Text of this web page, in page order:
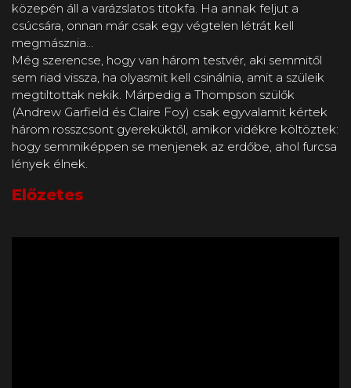
közepén áll a varázslatos titokfa. Ha annak feljut a
csúcsára, onnan már csak egy végtelen létrát kell
megmásznia…
Még szerencse, hogy van három testvér, aki semmitől
sem riad vissza, ha olyasmit kell csinálnia, amit a szüleik
megtiltottak nekik. Márpedig a Thompson szülők
(Andrew Garfield és Claire Foy) csak egyvalamit kértek
három rosszcsont gyereküktől, amikor vidékre költöztek:
hogy semmiképpen se menjenek az erdőbe, ahol furcsa
lények élnek.
Előzetes